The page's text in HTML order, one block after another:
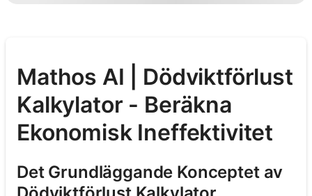
Mathos AI | Dödviktförlust
Kalkylator - Beräkna
Ekonomisk Ineffektivitet
Det Grundläggande Konceptet av